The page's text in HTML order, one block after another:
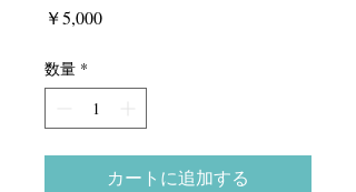
￥5,000価
数量 *
カートに追加する